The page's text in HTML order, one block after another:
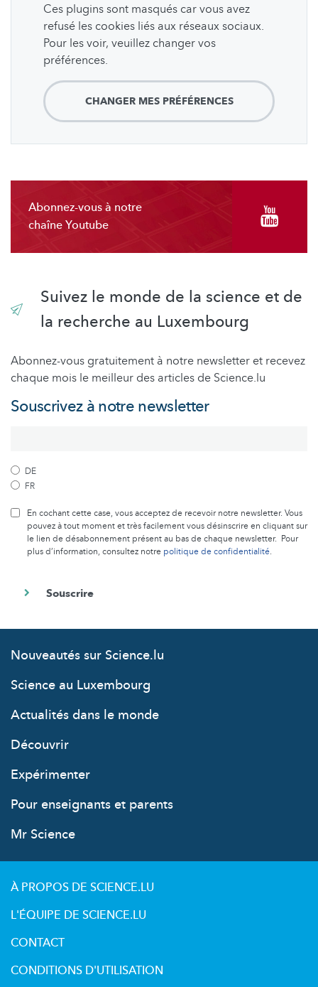
Ces plugins sont masqués car vous avez
refusé les cookies liés aux réseaux sociaux.
Pour les voir, veuillez changer vos
préférences.
CHANGER MES PRÉFÉRENCES
Abonnez-vous à notre
chaîne Youtube
Suivez le monde de la science et de
la recherche au Luxembourg
Abonnez-vous gratuitement à notre newsletter et recevez
chaque mois le meilleur des articles de Science.lu
Souscrivez à notre newsletter
DE
FR
En cochant cette case, vous acceptez de recevoir notre newsletter. Vous
pouvez à tout moment et très facilement vous désinscrire en cliquant sur
le lien de désabonnement présent au bas de chaque newsletter. Pour
plus d’information, consultez notre politique de confidentialité.
Nouveautés sur Science.lu
Science au Luxembourg
Actualités dans le monde
Découvrir
Expérimenter
Pour enseignants et parents
Mr Science
À PROPOS DE SCIENCE.LU
L'ÉQUIPE DE SCIENCE.LU
CONTACT
CONDITIONS D'UTILISATION